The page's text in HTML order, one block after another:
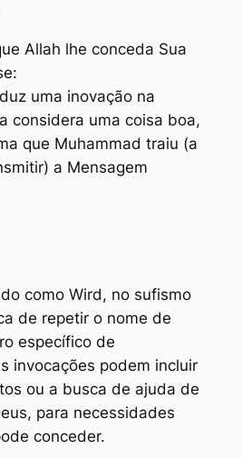
Allah lhe conceda Sua
uma inovação na
considera uma coisa boa,
que Muhammad traiu (a
a Mensagem
como Wird, no sufismo
de repetir o nome de
específico de
invocações podem incluir
ou a busca de ajuda de
para necessidades
conceder.